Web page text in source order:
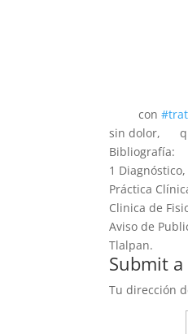
con
sin dolor,
Bibliografía:
1
Práctica
Clinica de
Aviso de
Tlalpan.
Submit
Tu dirección